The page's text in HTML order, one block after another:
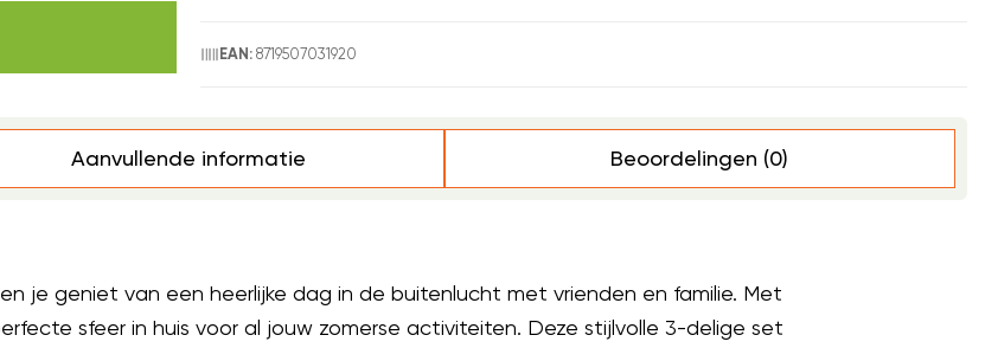
EAN: 8719507031920
Aanvullende informatie Beoordelingen (0)
je geniet van een heerlijke dag in de buitenlucht met vrienden en familie. Met
sfeer in huis voor al jouw zomerse activiteiten. Deze stijlvolle 3-delige set